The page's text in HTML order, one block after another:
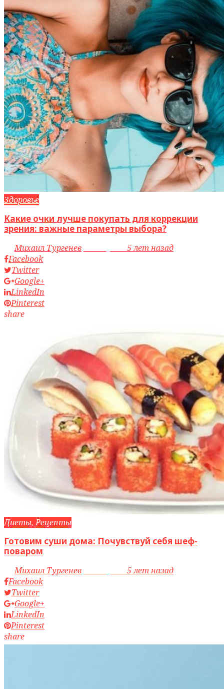
Здоровье
Какие очки лучше покупать для коррекции
зрения: важные параметры выбора?
byМихаил Тургенев
5 лет назад
Facebook
Twitter
Google+
LinkedIn
Pinterest
share
Диеты, Рецепты
Готовим суши дома: Почувствуй себя шеф-
поваром
byМихаил Тургенев
5 лет назад
Facebook
Twitter
Google+
LinkedIn
Pinterest
share